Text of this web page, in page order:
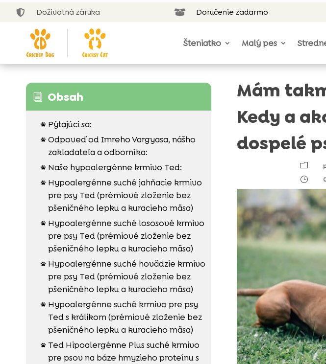
 Doživotná záruka  Doručenie zadarmo
Šteniatko Malý pes
i Obsah
 Pýtajúci sa:
 Odpoveď od Imreho Vargyasa, nášho
zakladateľa a odborníka:
 Naše hypoalergénne krmivo Ted:

Hypoalergénne suché jahňacie krmivo
pre psy Ted (prémiové zloženie bez
pšeničného lepku a kuracieho mäsa)

Hypoalergénne suché lososové krmivo
pre psy Ted (prémiové zloženie bez
pšeničného lepku a kuracieho mäsa)

Hypoalergénne suché hovädzie krmivo
pre psy Ted (prémiové zloženie bez
pšeničného lepku a kuracieho mäsa)

Hypoalergénne suché krmivo pre psy
Ted s králikom (prémiové zloženie bez
pšeničného lepku a kuracieho mäsa)

Ted Hipoalergénne Plus suché krmivo
pre psov na báze hmyzieho proteínu s
Mám
Kedy a
dospelé
m
}